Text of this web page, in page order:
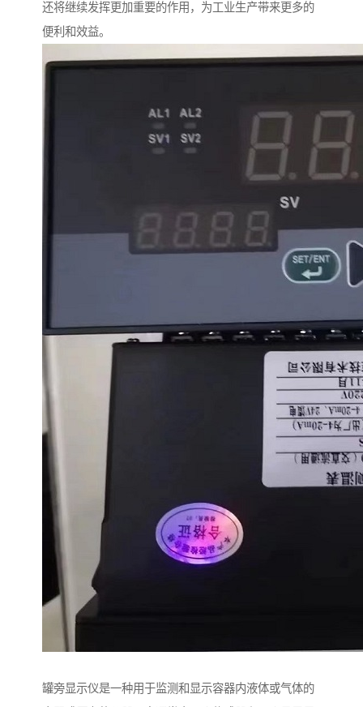
还将继续发挥更加重要的作用，为工业生产带来更多的
便利和效益。
罐旁显示仪是一种用于监测和显示容器内液体或气体的